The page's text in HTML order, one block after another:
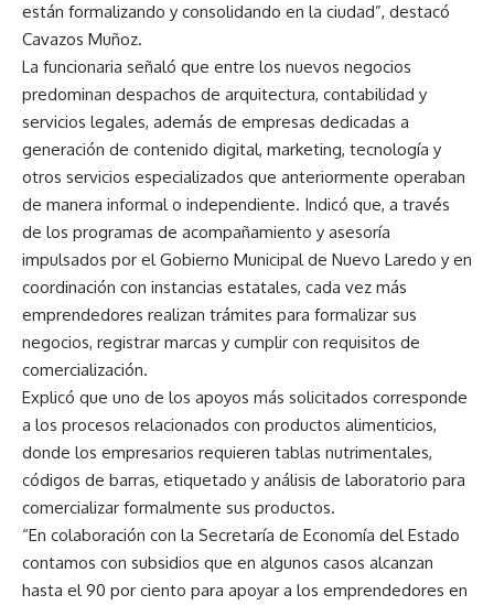
están formalizando y consolidando en la ciudad”, destacó
Cavazos Muñoz.
La funcionaria señaló que entre los nuevos negocios
predominan despachos de arquitectura, contabilidad y
servicios legales, además de empresas dedicadas a
generación de contenido digital, marketing, tecnología y
otros servicios especializados que anteriormente operaban
de manera informal o independiente. Indicó que, a través
de los programas de acompañamiento y asesoría
impulsados por el Gobierno Municipal de Nuevo Laredo y en
coordinación con instancias estatales, cada vez más
emprendedores realizan trámites para formalizar sus
negocios, registrar marcas y cumplir con requisitos de
comercialización.
Explicó que uno de los apoyos más solicitados corresponde
a los procesos relacionados con productos alimenticios,
donde los empresarios requieren tablas nutrimentales,
códigos de barras, etiquetado y análisis de laboratorio para
comercializar formalmente sus productos.
“En colaboración con la Secretaría de Economía del Estado
contamos con subsidios que en algunos casos alcanzan
hasta el 90 por ciento para apoyar a los emprendedores en